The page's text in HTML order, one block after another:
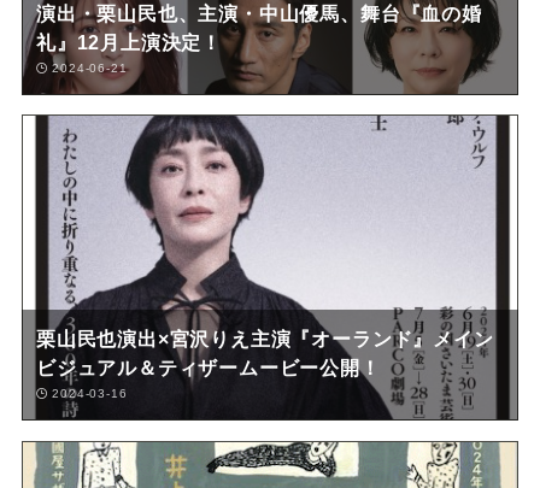
演出・栗山民也、主演・中山優馬、舞台『血の婚
礼』12月上演決定！
2024-06-21
栗山民也演出×宮沢りえ主演『オーランド』メイン
ビジュアル＆ティザームービー公開！
2024-03-16